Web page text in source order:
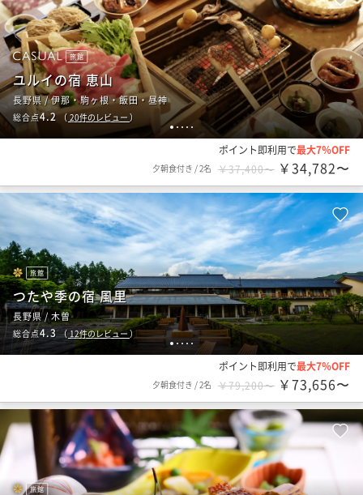
12 3 4 5
旅館
ユルイの宿 恵山
長野県 / 伊那・駒ヶ根・飯田・昼神
総合点4.2（ 20件のレビュー）
ポイント即利用で最大7％OFF
夕朝食付き /2名 ￥37,400〜 ￥34,782〜
1 2 3 4 5
旅館
つたや季の宿 風里
長野県 / 木曽
総合点4.3（12件のレビュー）
ポイント即利用で最大7％OFF
夕朝食付き /2名 ￥79,200〜 ￥73,656〜
旅館